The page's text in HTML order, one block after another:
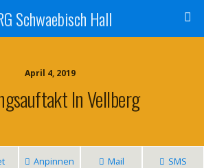
Schwaebisch Hall
April 4, 2019
In Vellberg
Anpinnen Mail SMS